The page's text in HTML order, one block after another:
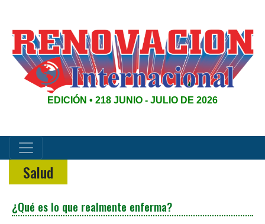
EDICIÓN • 218 JUNIO - JULIO DE 2026
Salud
¿Qué es lo que realmente enferma?